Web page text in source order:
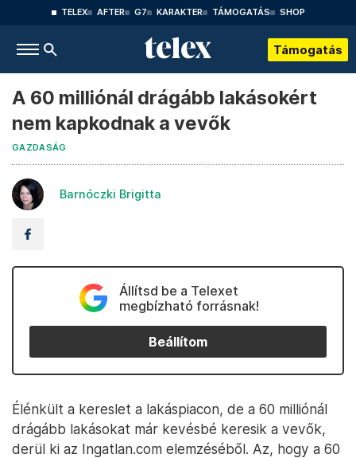
TELEX AFTER G7 KARAKTER TÁMOGATÁS SHOP
Támogatás
A 60 milliónál drágább lakásokért
nem kapkodnak a vevők
GAZDASÁG
Barnóczki Brigitta
Állítsd be a Telexet
megbízható forrásnak!
Beállítom
Élénkült a kereslet a lakáspiacon, de a 60 milliónál
drágább lakásokat már kevésbé keresik a vevők,
derül ki az Ingatlan.com elemzéséből. Az, hogy a 60